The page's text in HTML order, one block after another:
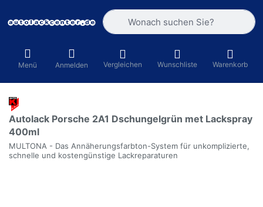
Geben Sie einen Suchbegriff ein.
Menü Anmelden Vergleichen Wunschliste Warenkorb
Autolack Porsche 2A1 Dschungelgrün met Lackspray
400ml
MULTONA - Das Annäherungsfarbton-System für unkomplizierte,
schnelle und kostengünstige Lackreparaturen